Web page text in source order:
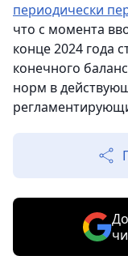
периодически
что с момента
конце 2024 года
конечного
норм в